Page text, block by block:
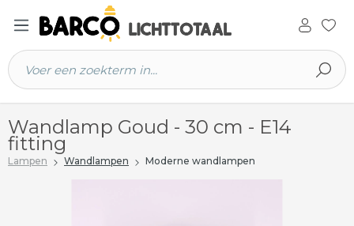
hoofdinhoud
Wandlamp Goud - 30 cm - E14
fitting
Lampen Wandlampen Moderne wandlampen